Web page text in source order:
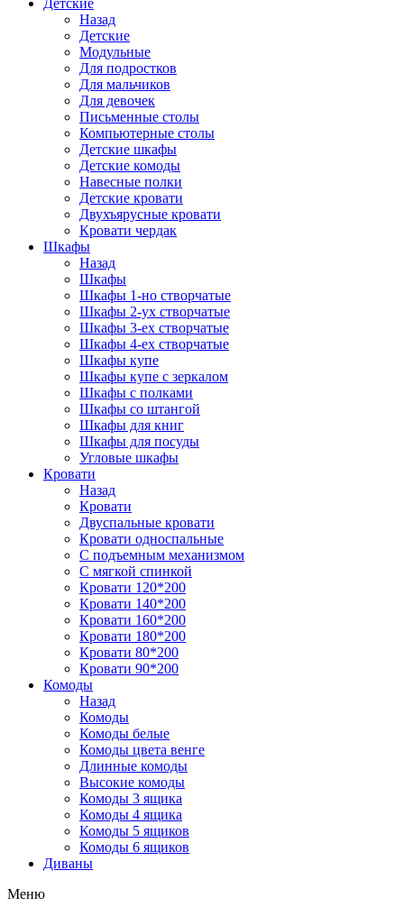
Детские
Назад
Детские
Модульные
Для подростков
Для мальчиков
Для девочек
Письменные столы
Компьютерные столы
Детские шкафы
Детские комоды
Навесные полки
Детские кровати
Двухъярусные кровати
Кровати чердак
Шкафы
Назад
Шкафы
Шкафы 1-но створчатые
Шкафы 2-ух створчатые
Шкафы 3-ех створчатые
Шкафы 4-ех створчатые
Шкафы купе
Шкафы купе с зеркалом
Шкафы с полками
Шкафы со штангой
Шкафы для книг
Шкафы для посуды
Угловые шкафы
Кровати
Назад
Кровати
Двуспальные кровати
Кровати односпальные
С подъемным механизмом
С мягкой спинкой
Кровати 120*200
Кровати 140*200
Кровати 160*200
Кровати 180*200
Кровати 80*200
Кровати 90*200
Комоды
Назад
Комоды
Комоды белые
Комоды цвета венге
Длинные комоды
Высокие комоды
Комоды 3 ящика
Комоды 4 ящика
Комоды 5 ящиков
Комоды 6 ящиков
Диваны
Меню